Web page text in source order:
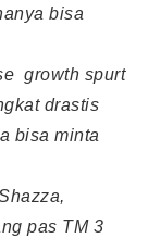
bisa
growth spurt
drastis
bisa minta
pas TM 3